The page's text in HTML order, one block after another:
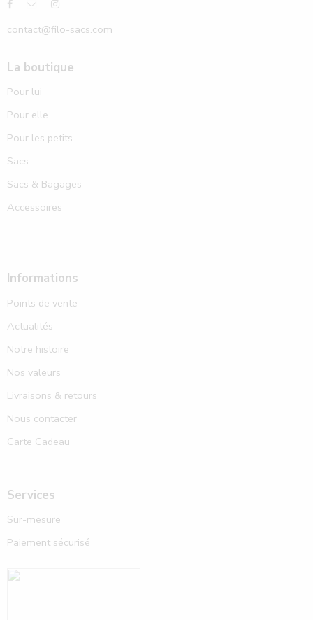
contact@filo-sacs.com
La boutique
Pour lui
Pour elle
Pour les petits
Sacs
Sacs & Bagages
Accessoires
Informations
Points de vente
Actualités
Notre histoire
Nos valeurs
Livraisons & retours
Nous contacter
Carte Cadeau
Services
Sur-mesure
Paiement sécurisé